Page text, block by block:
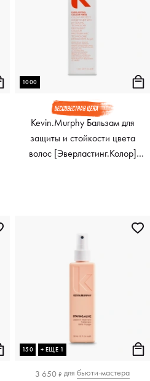
1000
Kevin.Murphy Бальзам для
защиты и стойкости цвета
волос [Эверластинг.Колор]
150 + ЕЩЕ 1
3 650 ₽ для бьюти-мастера